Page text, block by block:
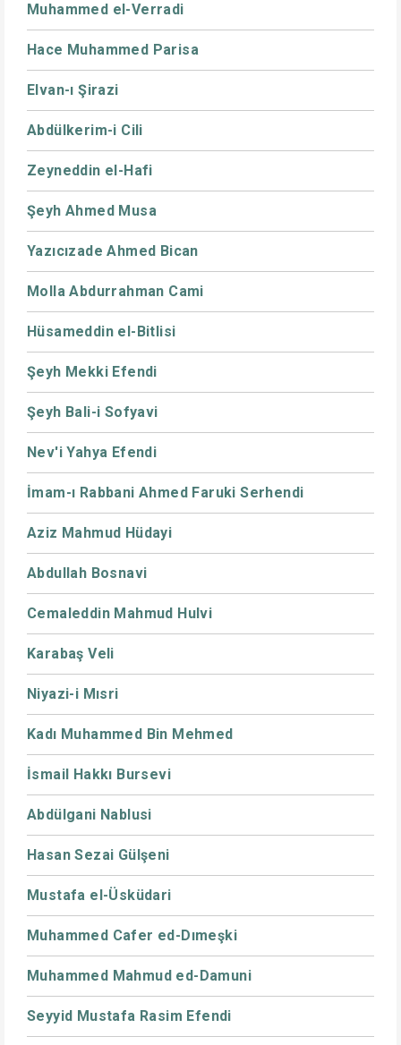
Muhammed el-Verradi
Hace Muhammed Parisa
Elvan-ı Şirazi
Abdülkerim-i Cili
Zeyneddin el-Hafi
Şeyh Ahmed Musa
Yazıcızade Ahmed Bican
Molla Abdurrahman Cami
Hüsameddin el-Bitlisi
Şeyh Mekki Efendi
Şeyh Bali-i Sofyavi
Nev'i Yahya Efendi
İmam-ı Rabbani Ahmed Faruki Serhendi
Aziz Mahmud Hüdayi
Abdullah Bosnavi
Cemaleddin Mahmud Hulvi
Karabaş Veli
Niyazi-i Mısri
Kadı Muhammed Bin Mehmed
İsmail Hakkı Bursevi
Abdülgani Nablusi
Hasan Sezai Gülşeni
Mustafa el-Üsküdari
Muhammed Cafer ed-Dımeşki
Muhammed Mahmud ed-Damuni
Seyyid Mustafa Rasim Efendi